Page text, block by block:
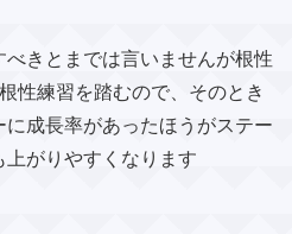
きとまでは言いませんが根性
性練習を踏むので、そのとき
成長率があったほうがステー
がりやすくなります